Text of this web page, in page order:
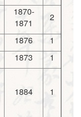
1870-
1871
2
1876
1
1873 1
1884 1